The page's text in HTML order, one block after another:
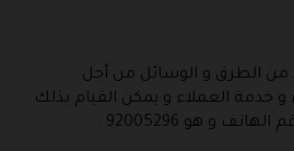
من الطرق و الوسائل من أجل
و خدمة العملاء و يمكن القيام بذلك
و هو 92005296 .